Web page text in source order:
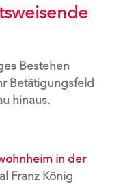
Bestehen
Betätigungsfeld
hinaus.
in der
Franz König